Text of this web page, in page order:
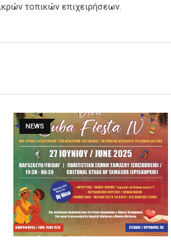
τοπικών επιχειρήσεων.
NEWS